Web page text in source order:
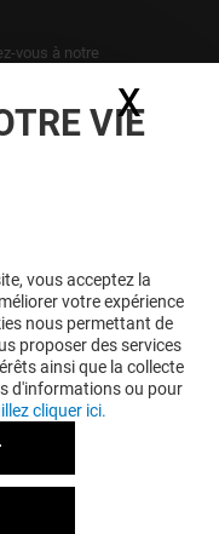
vous à notre
dans
nos
VIE
vous acceptez la
votre expérience
nous permettant de
proposer des services
ainsi que la collecte
d'informations ou pour
cliquer ici.
X